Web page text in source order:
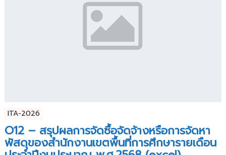
ITA-2026
O12 – สรุปผลการจัดซื้อจัดจ้างหรือการจัดหา
พัสดุของสำนักงานเขตพื้นที่การศึกษารายเดือน